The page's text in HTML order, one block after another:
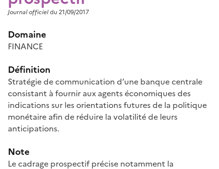
Journal officieldu 21/09/2017
Domaine
FINANCE
Définition
Stratégie de communication d’une banque centrale
consistant à fournir aux agents économiques des
indications sur les orientations futures de la politique
monétaire afin de réduire la volatilité de leurs
anticipations.
Note
Le cadrage prospectif précise notamment la